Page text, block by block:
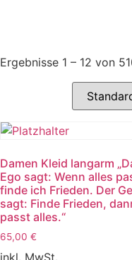
Ergebnisse 1 – 12 von
Damen Kleid langarm
Ego sagt: Wenn alles
finde ich Frieden. Der
sagt: Finde Frieden,
passt alles.“
65,00 €
inkl. MwSt.